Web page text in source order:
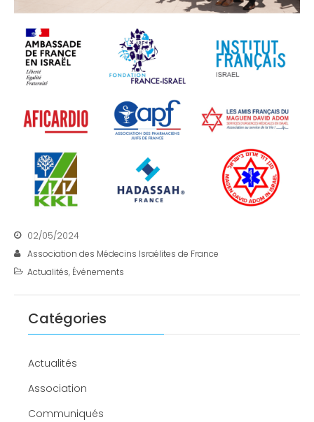
02/05/2024
Association des Médecins Israélites de France
Actualités, Événements
Catégories
Actualités
Association
Communiqués